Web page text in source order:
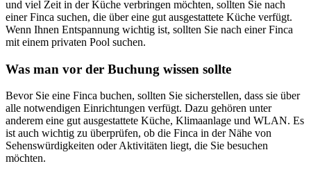
und viel Zeit in der Küche verbringen möchten, sollten Sie nach
einer Finca suchen, die über eine gut ausgestattete Küche verfügt.
Wenn Ihnen Entspannung wichtig ist, sollten Sie nach einer Finca
mit einem privaten Pool suchen.
Was man vor der Buchung wissen sollte
Bevor Sie eine Finca buchen, sollten Sie sicherstellen, dass sie über
alle notwendigen Einrichtungen verfügt. Dazu gehören unter
anderem eine gut ausgestattete Küche, Klimaanlage und WLAN. Es
ist auch wichtig zu überprüfen, ob die Finca in der Nähe von
Sehenswürdigkeiten oder Aktivitäten liegt, die Sie besuchen
möchten.